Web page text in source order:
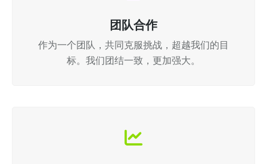
团队合作
作为一个团队，共同克服挑战，超越我们的目
标。我们团结一致，更加强大。